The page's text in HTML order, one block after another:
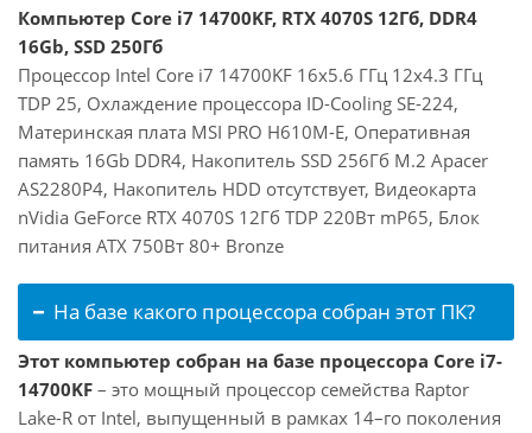
Компьютер Core i7 14700KF, RTX 4070S 12Гб, DDR4
16Gb, SSD 250Гб
Процессор Intel Core i7 14700KF 16x5.6 ГГц 12x4.3 ГГц
TDP 25, Охлаждение процессора ID-Cooling SE-224,
Материнская плата MSI PRO H610M-E, Оперативная
память 16Gb DDR4, Накопитель SSD 256Гб M.2 Apacer
AS2280P4, Накопитель HDD отсутствует, Видеокарта
nVidia GeForce RTX 4070S 12Гб TDP 220Вт mP65, Блок
питания ATX 750Вт 80+ Bronze
На базе какого процессора собран этот ПК?
Этот компьютер собран на базе процессора Core i7-
14700KF – это мощный процессор семейства Raptor
Lake-R от Intel, выпущенный в рамках 14–го поколения